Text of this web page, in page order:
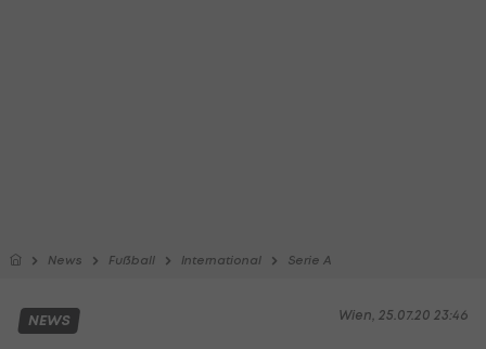
News Fußball International Serie A
Wien, 25.07.20 23:46
NEWS